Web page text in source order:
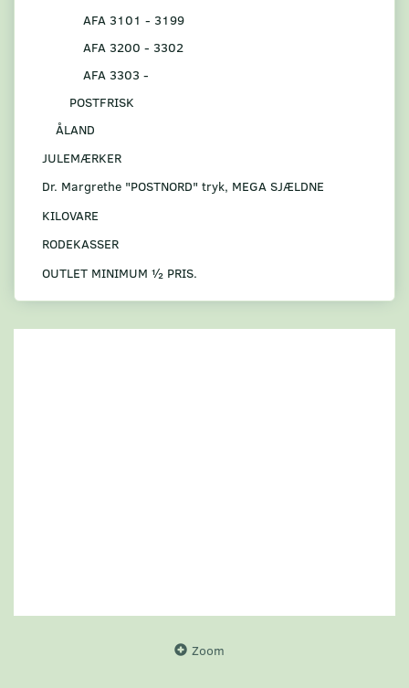
AFA 3101 - 3199
AFA 3200 - 3302
AFA 3303 -
POSTFRISK
ÅLAND
JULEMÆRKER
Dr. Margrethe "POSTNORD" tryk, MEGA SJÆLDNE
KILOVARE
RODEKASSER
OUTLET MINIMUM ½ PRIS.
Zoom